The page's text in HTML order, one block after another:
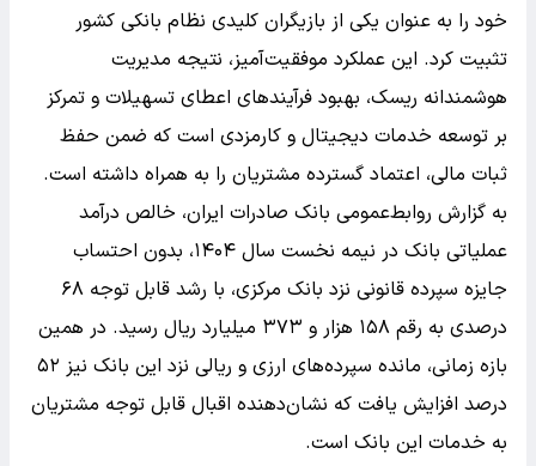
خود را به عنوان یکی از بازیگران کلیدی نظام بانکی کشور
تثبیت کرد. این عملکرد موفقیت‌آمیز، نتیجه مدیریت
هوشمندانه ریسک، بهبود فرآیندهای اعطای تسهیلات و تمرکز
بر توسعه خدمات دیجیتال و کارمزدی است که ضمن حفظ
ثبات مالی، اعتماد گسترده مشتریان را به همراه داشته است.
به گزارش روابط‌عمومی بانک صادرات ایران، خالص درآمد
عملیاتی بانک در نیمه نخست سال ۱۴۰۴، بدون احتساب
جایزه سپرده قانونی نزد بانک مرکزی، با رشد قابل توجه ۶۸
درصدی به رقم ۱۵۸ هزار و ۳۷۳ میلیارد ریال رسید. در همین
بازه زمانی، مانده سپرده‌های ارزی و ریالی نزد این بانک نیز ۵۲
درصد افزایش یافت که نشان‌دهنده اقبال قابل توجه مشتریان
به خدمات این بانک است.